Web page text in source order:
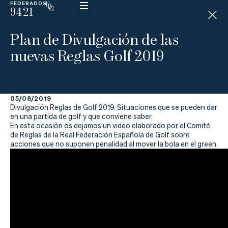
FEDERADOS
9421
ESP
N
D
C
La
Federación
Plan de Divulgación de las
nuevas Reglas Golf 2019
05/08/2019
Divulgación Reglas de Golf 2019. Situaciones que se pueden dar
en una partida de golf y que conviene saber.
En esta ocasión os dejamos un video elaborado por el Comité
de Reglas de la Real Federación Española de Golf sobre
acciones que no suponen penalidad al mover la bola en el green.